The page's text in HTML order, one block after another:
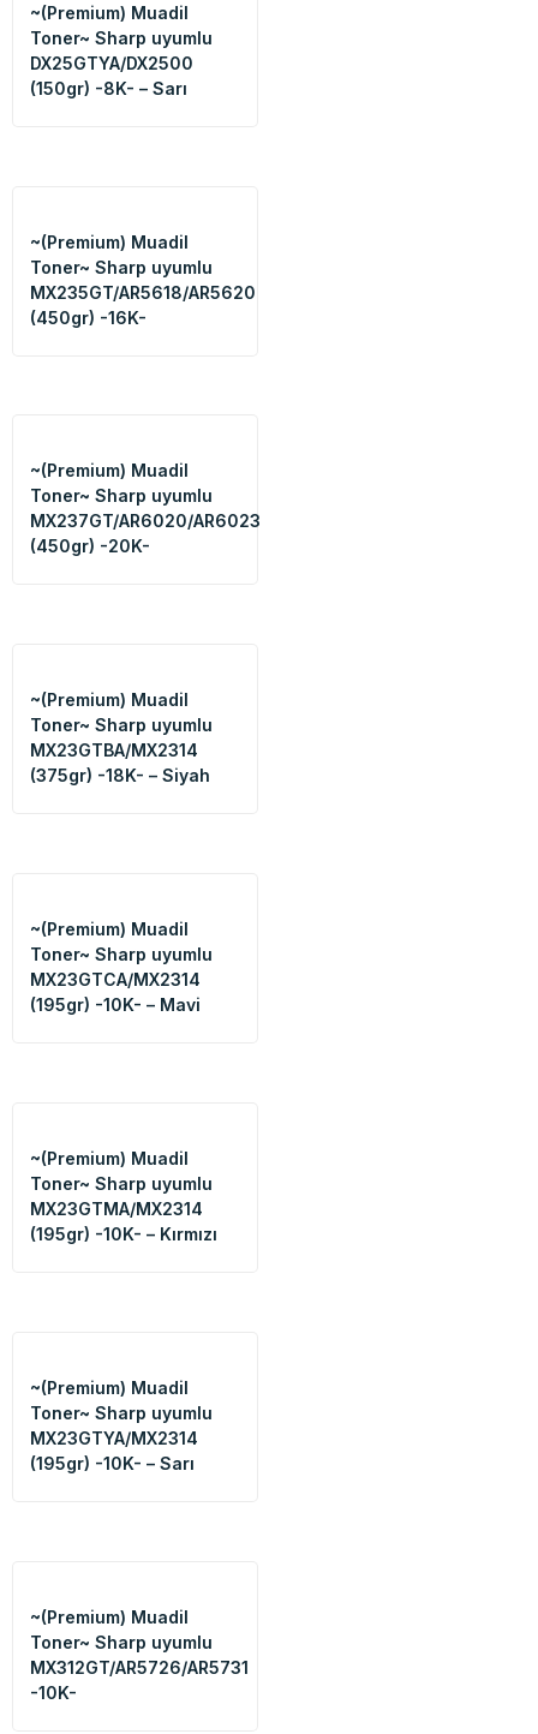
~(Premium) Muadil
Toner~ Sharp uyumlu
DX25GTYA/DX2500
(150gr) -8K- – Sarı
~(Premium) Muadil
Toner~ Sharp uyumlu
MX235GT/AR5618/AR5620
(450gr) -16K-
~(Premium) Muadil
Toner~ Sharp uyumlu
MX237GT/AR6020/AR6023
(450gr) -20K-
~(Premium) Muadil
Toner~ Sharp uyumlu
MX23GTBA/MX2314
(375gr) -18K- – Siyah
~(Premium) Muadil
Toner~ Sharp uyumlu
MX23GTCA/MX2314
(195gr) -10K- – Mavi
~(Premium) Muadil
Toner~ Sharp uyumlu
MX23GTMA/MX2314
(195gr) -10K- – Kırmızı
~(Premium) Muadil
Toner~ Sharp uyumlu
MX23GTYA/MX2314
(195gr) -10K- – Sarı
~(Premium) Muadil
Toner~ Sharp uyumlu
MX312GT/AR5726/AR5731
-10K-